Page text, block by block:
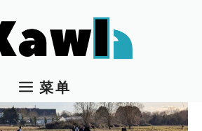
菜单